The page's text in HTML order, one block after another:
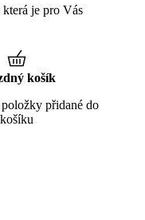
je pro Vás
košík
přidané do
košíku